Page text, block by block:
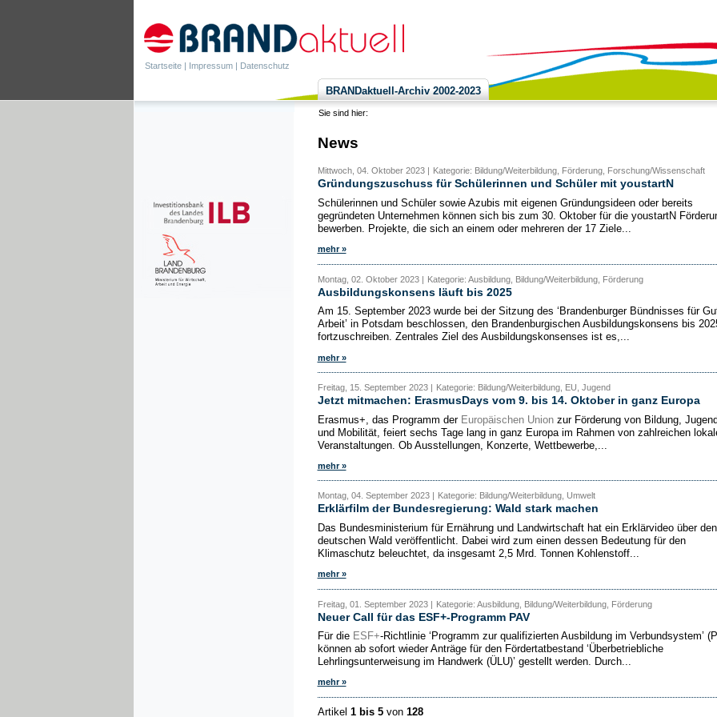
Startseite | Impressum | Datenschutz
BRANDaktuell-Archiv 2002-2023
Sie sind hier:
News
Mittwoch, 04. Oktober 2023 | Kategorie: Bildung/Weiterbildung, Förderung, Forschung/Wissenschaft
Gründungszuschuss für Schülerinnen und Schüler mit youstartN
Schülerinnen und Schüler sowie Azubis mit eigenen Gründungsideen oder bereits
gegründeten Unternehmen können sich bis zum 30. Oktober für die youstartN
bewerben. Projekte, die sich an einem oder mehreren der 17 Ziele...
mehr »
Montag, 02. Oktober 2023 | Kategorie: Ausbildung, Bildung/Weiterbildung, Förderung
Ausbildungskonsens läuft bis 2025
Am 15. September 2023 wurde bei der Sitzung des ‘Brandenburger Bündnisses für
Arbeit’ in Potsdam beschlossen, den Brandenburgischen Ausbildungskonsens bis
fortzuschreiben. Zentrales Ziel des Ausbildungskonsenses ist es,...
mehr »
Freitag, 15. September 2023 | Kategorie: Bildung/Weiterbildung, EU, Jugend
Jetzt mitmachen: ErasmusDays vom 9. bis 14. Oktober in ganz Europa
Erasmus+, das Programm der Europäischen Unionzur Förderung von Bildung,
und Mobilität, feiert sechs Tage lang in ganz Europa im Rahmen von zahlreichen
Veranstaltungen. Ob Ausstellungen, Konzerte, Wettbewerbe,...
mehr »
Montag, 04. September 2023 | Kategorie: Bildung/Weiterbildung, Umwelt
Erklärfilm der Bundesregierung: Wald stark machen
Das Bundesministerium für Ernährung und Landwirtschaft hat ein Erklärvideo über den
deutschen Wald veröffentlicht. Dabei wird zum einen dessen Bedeutung für den
Klimaschutz beleuchtet, da insgesamt 2,5 Mrd. Tonnen Kohlenstoff...
mehr »
Freitag, 01. September 2023 | Kategorie: Ausbildung, Bildung/Weiterbildung, Förderung
Neuer Call für das ESF+-Programm PAV
Für die ESF+-Richtlinie ‘Programm zur qualifizierten Ausbildung im Verbundsystem’
können ab sofort wieder Anträge für den Fördertatbestand ‘Überbetriebliche
Lehrlingsunterweisung im Handwerk (ÜLU)’ gestellt werden. Durch...
mehr »
Artikel 1 bis 5von 128